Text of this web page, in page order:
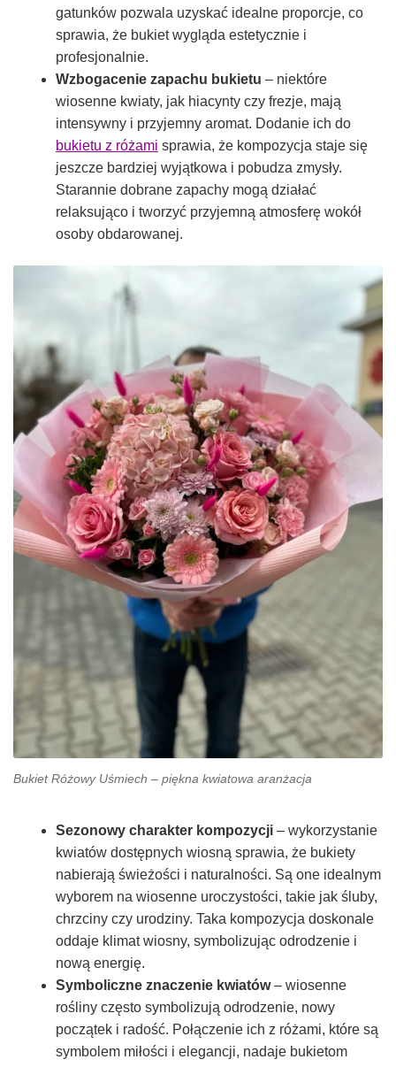
gatunków pozwala uzyskać idealne proporcje, co
sprawia, że bukiet wygląda estetycznie i
profesjonalnie.
Wzbogacenie zapachu bukietu – niektóre
wiosenne kwiaty, jak hiacynty czy frezje, mają
intensywny i przyjemny aromat. Dodanie ich do
bukietu z różami sprawia, że kompozycja staje się
jeszcze bardziej wyjątkowa i pobudza zmysły.
Starannie dobrane zapachy mogą działać
relaksująco i tworzyć przyjemną atmosferę wokół
osoby obdarowanej.
Bukiet Różowy Uśmiech – piękna kwiatowa aranżacja
Sezonowy charakter kompozycji – wykorzystanie
kwiatów dostępnych wiosną sprawia, że bukiety
nabierają świeżości i naturalności. Są one idealnym
wyborem na wiosenne uroczystości, takie jak śluby,
chrzciny czy urodziny. Taka kompozycja doskonale
oddaje klimat wiosny, symbolizując odrodzenie i
nową energię.
Symboliczne znaczenie kwiatów– wiosenne
rośliny często symbolizują odrodzenie, nowy
początek i radość. Połączenie ich z różami, które są
symbolem miłości i elegancji, nadaje bukietom